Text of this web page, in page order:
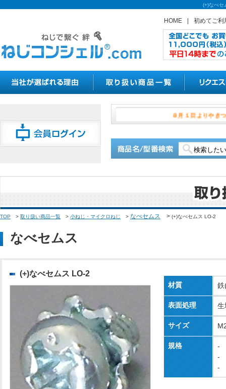
(+)なべセ
HOME 初めてご利
８月１日
TOP > 取り扱い商品一覧 > 小ねじ・マイクロねじ > なべセムス > (+)なべセムス LO-2
なべセムス
(+)なべセムス LO-2
材質 鉄
表面処理 生
サイズ
規格
-
-
-